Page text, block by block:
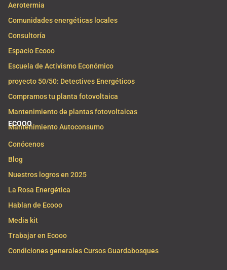
Aerotermia
Comunidades energéticas locales
Consultoría
Espacio Ecooo
Escuela de Activismo Económico
proyecto 50/50: Detectives Energéticos
Compramos tu planta fotovoltaica
Mantenimiento de plantas fotovoltaicas
Mantenimiento Autoconsumo
ECOOO
Conócenos
Blog
Nuestros logros en 2025
La Rosa Energética
Hablan de Ecooo
Media kit
Trabajar en Ecooo
Condiciones generales Cursos Guardabosques